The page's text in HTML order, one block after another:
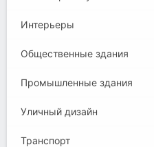
Интерьеры
Общественные здания
Промышленные здания
Уличный дизайн
Транспорт